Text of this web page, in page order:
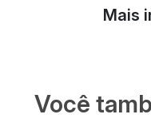
Mais
Você